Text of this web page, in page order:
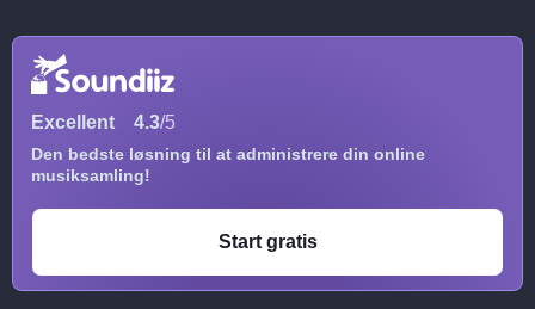
Excellent 4.3/5
Den bedste løsning til at administrere din online
musiksamling!
Start gratis